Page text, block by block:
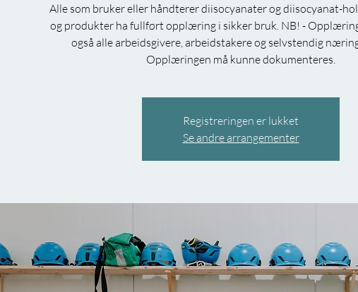
Alle som bruker eller håndterer diisocyanater og diisocyanat-
og produkter ha fullført opplæring i sikker bruk. NB! -
også alle arbeidsgivere, arbeidstakere og selvstendig
Opplæringen må kunne dokumenteres.
Registreringen er lukket
Se andre arrangementer